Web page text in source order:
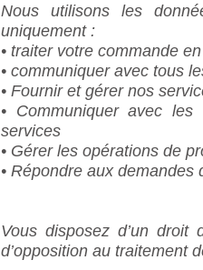
Nous utilisons les
uniquement :
• traiter votre commande
• communiquer avec tous
• Fournir et gérer nos
• Communiquer avec
services
• Gérer les opérations de
• Répondre aux demandes
Vous disposez d’un droit
d’opposition au traitement